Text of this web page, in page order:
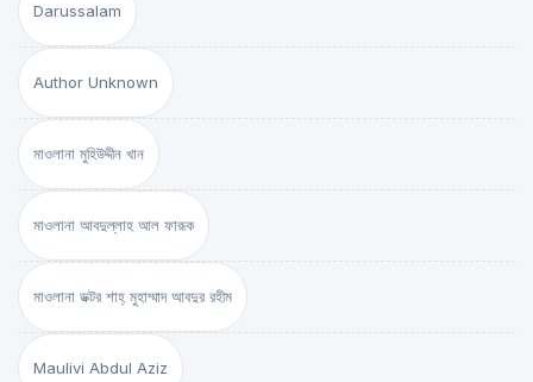
Darussalam
Author Unknown
মাওলানা মুহিউদ্দীন খান
মাওলানা আবদুল্লাহ আল ফারূক
মাওলানা ডক্টর শাহ্‌ মুহাম্মাদ আবদুর রহীম
Maulivi Abdul Aziz